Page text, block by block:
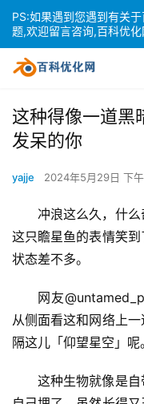
这种得像一道黑
发呆的你
yajje 2024年5月29日 下
冲浪这么久，什
这只瞻星鱼的表情笑
状态差不多。
网友
从侧面看这和网络上
隔这儿「仰望星空」呢。
这种生物就像是
PS:如果遇到您遇到有关
题,欢迎留言咨询,百科优化